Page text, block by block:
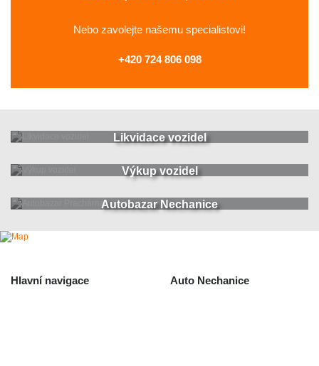
Nebo zavolejte našemu specialistovi!
+420 724 806 098
Likvidace vozidel
Výkup vozidel
Autobazar Nechanice
Hlavní navigace Auto Nechanice